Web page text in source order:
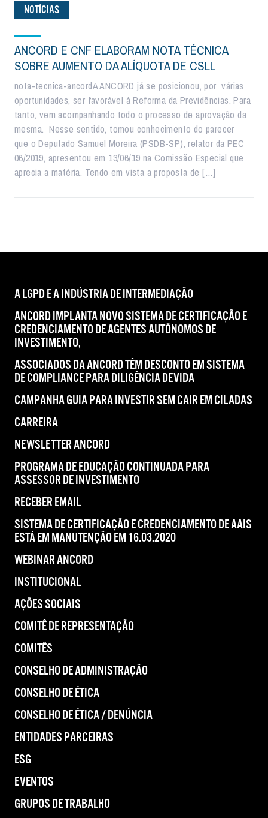
NOTÍCIAS
ANCORD E CNF ELABORAM NOTA TÉCNICA
SOBRE AUMENTO DA ALÍQUOTA DE CSLL
nota-tecnica-ancordA ANCORD já se posicionou, por várias
oportunidades, ser favorável à Reforma da Previdências. Para
tanto, vem acompanhando todo o processo de aprovação da
mesma. Nesse sentido, tomou conhecimento do parecer
que o Deputado Samuel Moreira (PSDB-SP), relator da PEC
06/2019, apresentou em 13/06/19 na Comissão Especial que
aprecia a matéria. Tendo em vista a proposta de […]
A LGPD E A INDÚSTRIA DE INTERMEDIAÇÃO
ANCORD IMPLANTA NOVO SISTEMA DE CERTIFICAÇÃO E
CREDENCIAMENTO DE AGENTES AUTÔNOMOS DE
INVESTIMENTO,
ASSOCIADOS DA ANCORD TÊM DESCONTO EM SISTEMA
DE COMPLIANCE PARA DILIGÊNCIA DEVIDA
CAMPANHA GUIA PARA INVESTIR SEM CAIR EM CILADAS
CARREIRA
NEWSLETTER ANCORD
PROGRAMA DE EDUCAÇÃO CONTINUADA PARA
ASSESSOR DE INVESTIMENTO
RECEBER EMAIL
SISTEMA DE CERTIFICAÇÃO E CREDENCIAMENTO DE AAIS
ESTÁ EM MANUTENÇÃO EM 16.03.2020
WEBINAR ANCORD
INSTITUCIONAL
AÇÕES SOCIAIS
COMITÊ DE REPRESENTAÇÃO
COMITÊS
CONSELHO DE ADMINISTRAÇÃO
CONSELHO DE ÉTICA
CONSELHO DE ÉTICA / DENÚNCIA
ENTIDADES PARCEIRAS
ESG
EVENTOS
GRUPOS DE TRABALHO